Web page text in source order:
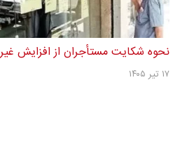
نحوه شکایت مستأجران از افزایش
۱۷ تیر ۱۴۰۵